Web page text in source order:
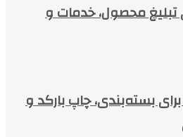
محصول، خدمات و
بسته‌بندی، چاپ بارکد و